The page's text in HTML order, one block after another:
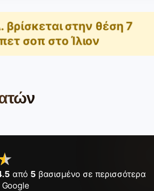
βρίσκεται στην θέση 7
σοπ στο Ίλιον
από 5 βασισμένο σε περισσότερα
Google